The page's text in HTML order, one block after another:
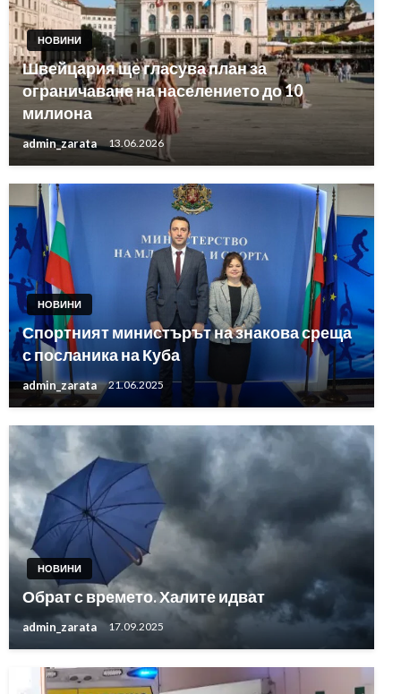
НОВИНИ
Швейцария ще гласува план за
ограничаване на населението до 10
милиона
admin_zarata 13.06.2026
НОВИНИ
Спортният министърът на знакова среща
с посланика на Куба
admin_zarata 21.06.2025
НОВИНИ
Обрат с времето. Халите идват
admin_zarata 17.09.2025